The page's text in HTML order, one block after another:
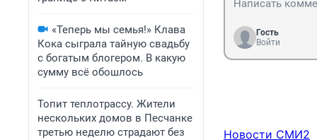
«Теперь мы семья!» Клава
Кока сыграла тайную свадьбу
с богатым блогером. В какую
сумму всё обошлось
Топит теплотрассу. Жители
нескольких домов в Песчанке
третью неделю страдают без
Гость
Войти
Новости СМИ2